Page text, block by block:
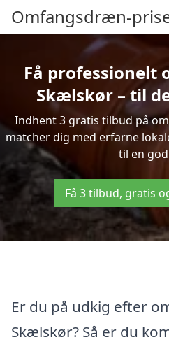
Omfangsdræn-
Få professionelt
Skælskør – til
Indhent 3 gratis tilbud på
matcher dig med erfarne
til en
Få 3 tilbud, gratis
Er du på udkig efter
Skælskør? Så er du